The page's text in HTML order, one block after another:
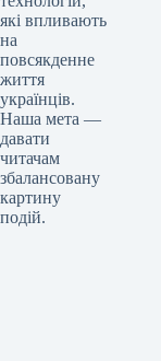
які впливають
на
повсякденне
життя
українців.
Наша мета —
давати
читачам
збалансовану
картину
подій.